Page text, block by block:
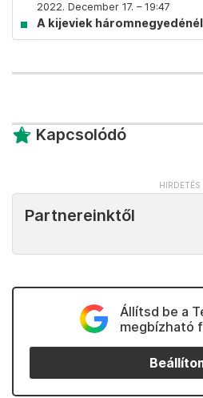
2022. December 17. – 19:47
A kijeviek
Kapcsolódó
Partnereinktől
Állítsd be a
megbízható